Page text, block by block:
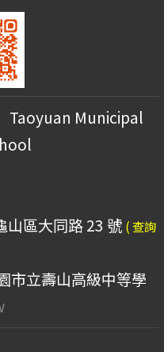
Taoyuan Municipal
山區大同路 23 號 ( 查詢
市立壽山高級中等學